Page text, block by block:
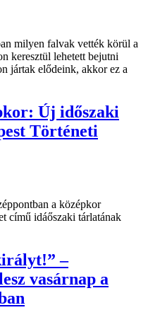
milyen falvak vették körül a
keresztül lehetett bejutni
jártak elődeink, akkor ez a
Új időszaki
Történeti
a középkor
című idáőszaki tárlatának
–
vasárnap a